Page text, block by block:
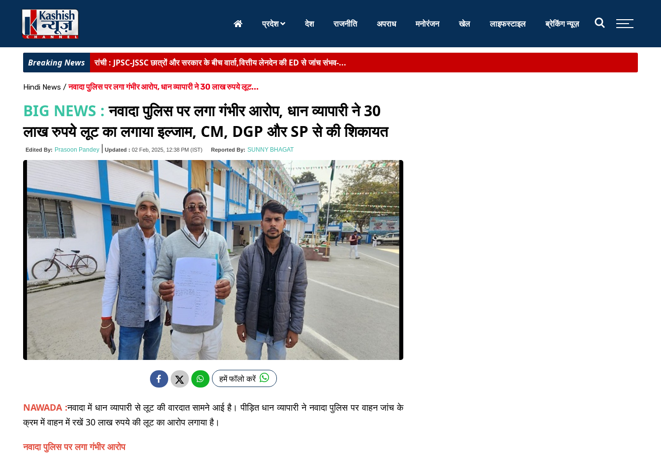
प्रदेश देश राजनीति अपराध मनोरंजन खेल लाइफस्टाइल ब्रेकिंग न्यूज़
रांची : JPSC-JSSC छात्रों और सरकार के बीच वार्ता,वित्तीय लेनदेन की ED से जांच संभव-...
बोकारो में आदिवासी महोत्सव :मंत्री योगेंद्र प्रसाद,उमाकांत रजक और श्वेता सिंह ने किया उद्घाटन,जल, जंगल ...
बिहार में पेपर लीक का बड़ा खुलासा :
9 सालों में 6 बड़ी परीक्षाओं में धांधली,500 से ज्यादा गिरफ्तार फिर भी आरोपि...
बिहार में शराबबंदी पर फिर गरमाई सियासत :
जीतन राम मांझी ने गुजरात मॉडल लागू करने की मांग दोहराई, NCAER रिपोर्ट से बह...
रांची में आदिवासी महोत्सव का आगाज :
राज्यपाल और सीएम ने किया उद्घाटन,छात्र आंदोलन पर मुख्यमंत्री का बड़ा संदेश,...
औरंगाबाद :सिपाही के शादी से इनकार पर 250 किमी दूर पहुंची प्रेमिका,पुलिस की मौजूदगी मे...
Hindi News / नवादा पुलिस पर लगा गंभीर आरोप, धान व्यापारी ने 30 लाख रुपये लूट...
BIG NEWS :नवादा पुलिस पर लगा गंभीर आरोप, धान व्यापारी ने 30
लाख रुपये लूट का लगाया इल्जाम, CM, DGP और SP से की शिकायत
Edited By: Prasoon Pandey Updated : 02 Feb, 2025, 12:38 PM (IST) Reported By: SUNNY BHAGAT
हमें फॉलो करें
NAWADA :नवादा में धान व्यापारी से लूट की वारदात सामने आई है। पीड़ित धान व्यापारी ने नवादा पुलिस पर वाहन जांच के
क्रम में वाहन में रखें 30 लाख रुपये की लूट का आरोप लगाया है।
नवादा पुलिस पर लगा गंभीर आरोप